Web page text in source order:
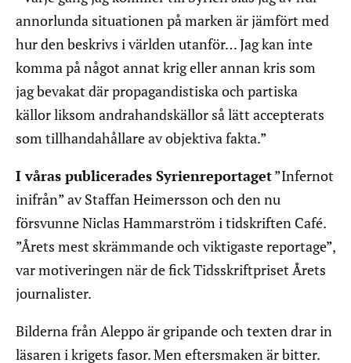
annorlunda situationen på marken är jämfört med
hur den beskrivs i världen utanför… Jag kan inte
komma på något annat krig eller annan kris som
jag bevakat där propagandistiska och partiska
källor liksom andrahandskällor så lätt accepterats
som tillhandahållare av objektiva fakta.”
I våras publicerades Syrienreportaget”Infernot
inifrån” av Staffan Heimersson och den nu
försvunne Niclas Hammarström i tidskriften Café.
”Årets mest skrämmande och viktigaste reportage”,
var motiveringen när de fick Tidsskriftpriset Årets
journalister.
Bilderna från Aleppo är gripande och texten drar in
läsaren i krigets fasor. Men eftersmaken är bitter.